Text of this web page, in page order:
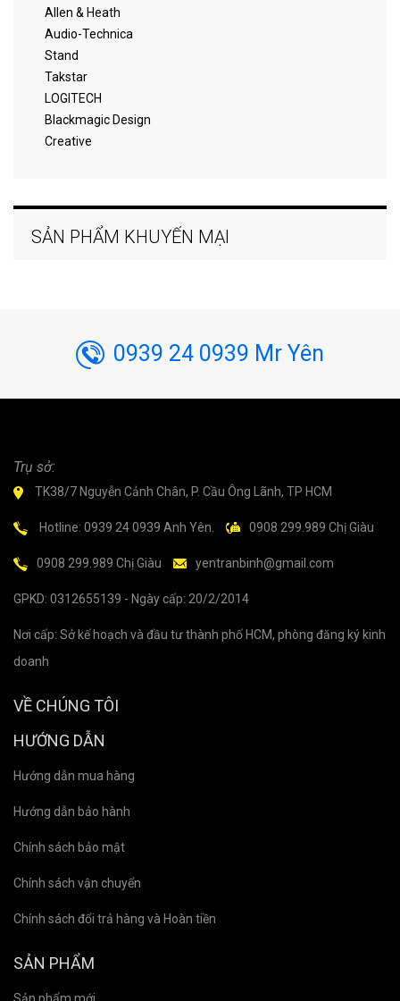
Allen & Heath
Audio-Technica
Stand
Takstar
LOGITECH
Blackmagic Design
Creative
SẢN PHẨM KHUYẾN MẠI
0939 24 0939 Mr Yên
Trụ sở:
TK38/7 Nguyễn Cảnh Chân, P. Cầu Ông Lãnh, TP HCM
Hotline: 0939 24 0939 Anh Yên. 0908 299.989 Chị Giàu
0908 299.989 Chị Giàu yentranbinh@gmail.com
GPKD: 0312655139 - Ngày cấp: 20/2/2014
Nơi cấp: Sở kế hoạch và đầu tư thành phố HCM, phòng đăng ký kinh
doanh
VỀ CHÚNG TÔI
HƯỚNG DẪN
Hướng dẫn mua hàng
Hướng dẫn bảo hành
Chính sách bảo mật
Chính sách vận chuyển
Chính sách đổi trả hàng và Hoàn tiền
SẢN PHẨM